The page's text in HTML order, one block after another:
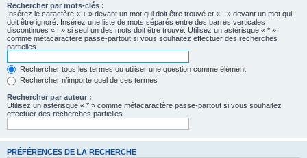
Rechercher par mots-clés :
Insérez le caractère « + » devant un mot qui doit être trouvé et « - » devant un mot qui
doit être ignoré. Insérez une liste de mots séparés entre des barres verticales
discontinues « | » si seul un des mots doit être trouvé. Utilisez un astérisque « * »
comme métacaractère passe-partout si vous souhaitez effectuer des recherches
partielles.
Rechercher tous les termes ou utiliser une question comme élément
Rechercher n’importe quel de ces termes
Rechercher par auteur :
Utilisez un astérisque « * » comme métacaractère passe-partout si vous souhaitez
effectuer des recherches partielles.
PRÉFÉRENCES DE LA RECHERCHE